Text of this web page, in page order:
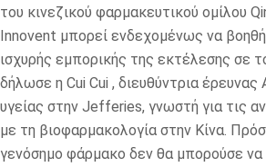
του κινεζικού φαρμακευτικού ομίλου
Innovent μπορεί ενδεχομένως να
ισχυρής εμπορικής της εκτέλεσης σε
δήλωσε η Cui Cui , διευθύντρια έρευνας
υγείας στην Jefferies, γνωστή για τις
με τη βιοφαρμακολογία στην Κίνα.
γενόσημο φάρμακο δεν θα μπορούσε να